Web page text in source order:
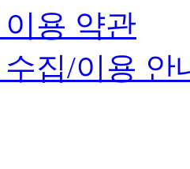
용 약관
집/이용 안